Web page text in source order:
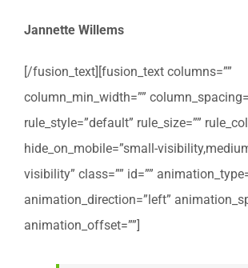
Jannette Willems
[/fusion_text][fusion_text columns=””
column_min_width=””
rule_style=”default” rule_size=””
hide_on_mobile=”small-
visibility” class=”” id=””
animation_direction=”left”
animation_offset=””]